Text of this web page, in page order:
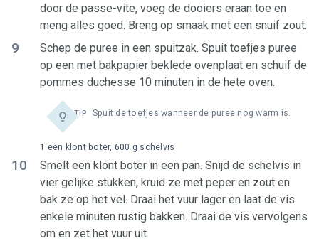
door de passe-vite, voeg de dooiers eraan toe en
meng alles goed. Breng op smaak met een snuif zout.
9
Schep de puree in een spuitzak. Spuit toefjes puree
op een met bakpapier beklede ovenplaat en schuif de
pommes duchesse 10 minuten in de hete oven.
TIP Spuit de toefjes wanneer de puree nog warm is.
10
Smelt een klont boter in een pan. Snijd de schelvis in
vier gelijke stukken, kruid ze met peper en zout en
bak ze op het vel. Draai het vuur lager en laat de vis
enkele minuten rustig bakken. Draai de vis vervolgens
om en zet het vuur uit.
1 een klont boter, 600 g schelvis